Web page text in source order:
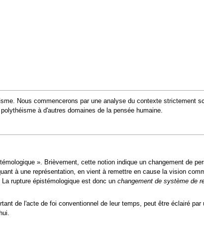
Nous commencerons par une analyse du contexte strictement
à d'autres domaines de la pensée humaine.
». Brièvement, cette notion indique un changement de
à une représentation, en vient à remettre en cause la vision
rupture épistémologique est donc un changement de système de
de l'acte de foi conventionnel de leur temps, peut être éclairé